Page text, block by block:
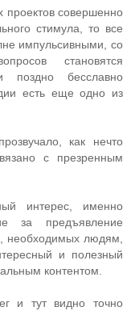
совершенно
стимула, то все
импульсивными, со
становятся
поздно бесславно
есть еще одно из
как нечто
с презренным
интерес, именно
за предъявление
необходимых людям,
и полезный
контентом.
и тут видно точно